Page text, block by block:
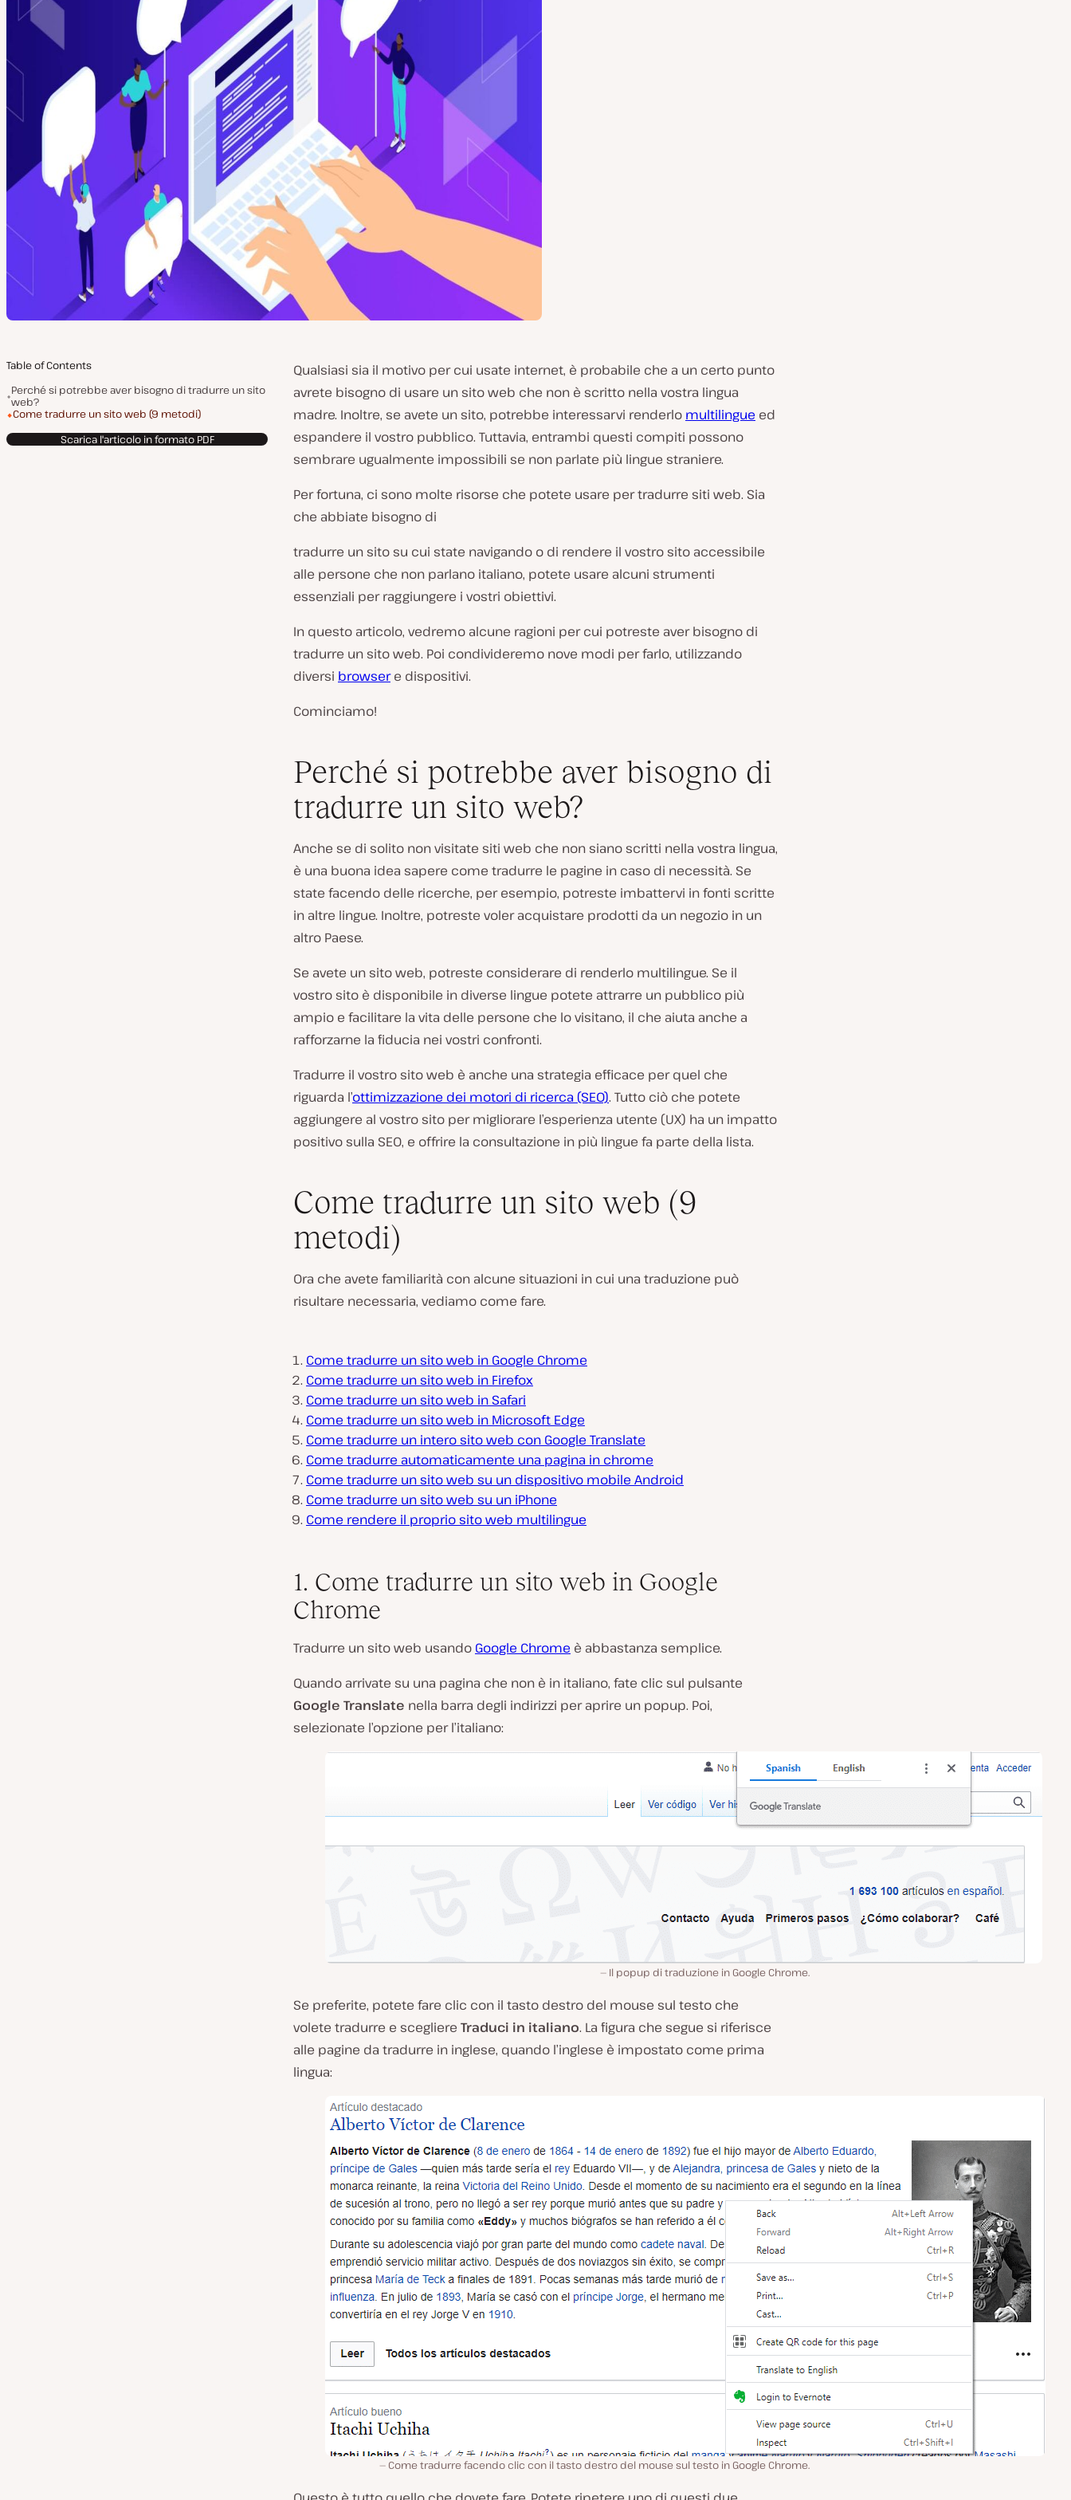
Table of Contents
Perché si potrebbe aver bisogno di tradurre un sito
web?
Come tradurre un sito web (9 metodi)
Scarica l'articolo in formato PDF
Qualsiasi sia il motivo per cui usate internet, è probabile che a un certo punto
avrete bisogno di usare un sito web che non è scritto nella vostra lingua
madre. Inoltre, se avete un sito, potrebbe interessarvi renderlo multilingue ed
espandere il vostro pubblico. Tuttavia, entrambi questi compiti possono
sembrare ugualmente impossibili se non parlate più lingue straniere.
Per fortuna, ci sono molte risorse che potete usare per tradurre siti web. Sia
che abbiate bisogno di
tradurre un sito su cui state navigando o di rendere il vostro sito accessibile
alle persone che non parlano italiano, potete usare alcuni strumenti
essenziali per raggiungere i vostri obiettivi.
In questo articolo, vedremo alcune ragioni per cui potreste aver bisogno di
tradurre un sito web. Poi condivideremo nove modi per farlo, utilizzando
diversi browsere dispositivi.
Cominciamo!
Perché si potrebbe aver bisogno di
tradurre un sito web?
Anche se di solito non visitate siti web che non siano scritti nella vostra lingua,
è una buona idea sapere come tradurre le pagine in caso di necessità. Se
state facendo delle ricerche, per esempio, potreste imbattervi in fonti scritte
in altre lingue. Inoltre, potreste voler acquistare prodotti da un negozio in un
altro Paese.
Se avete un sito web, potreste considerare di renderlo multilingue. Se il
vostro sito è disponibile in diverse lingue potete attrarre un pubblico più
ampio e facilitare la vita delle persone che lo visitano, il che aiuta anche a
rafforzarne la fiducia nei vostri confronti.
Tradurre il vostro sito web è anche una strategia efficace per quel che
riguarda l’ottimizzazione dei motori di ricerca (SEO). Tutto ciò che potete
aggiungere al vostro sito per migliorare l’esperienza utente (UX) ha un impatto
positivo sulla SEO, e offrire la consultazione in più lingue fa parte della lista.
Come tradurre un sito web (9
metodi)
Ora che avete familiarità con alcune situazioni in cui una traduzione può
risultare necessaria, vediamo come fare.
Come tradurre un sito web in Google Chrome
Come tradurre un sito web in Firefox
Come tradurre un sito web in Safari
Come tradurre un sito web in Microsoft Edge
Come tradurre un intero sito web con Google Translate
Come tradurre automaticamente una pagina in chrome
Come tradurre un sito web su un dispositivo mobile Android
Come tradurre un sito web su un iPhone
Come rendere il proprio sito web multilingue
1. Come tradurre un sito web in Google
Chrome
Tradurre un sito web usando Google Chrome è abbastanza semplice.
Quando arrivate su una pagina che non è in italiano, fate clic sul pulsante
Google Translate nella barra degli indirizzi per aprire un popup. Poi,
selezionate l’opzione per l’italiano:
Il popup di traduzione in Google Chrome.
Se preferite, potete fare clic con il tasto destro del mouse sul testo che
volete tradurre e scegliere Traduci in italiano. La figura che segue si riferisce
alle pagine da tradurre in inglese, quando l’inglese è impostato come prima
lingua:
Come tradurre facendo clic con il tasto destro del mouse sul testo in Google Chrome.